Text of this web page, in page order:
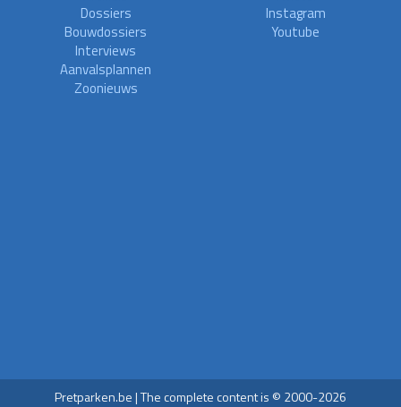
Dossiers
Bouwdossiers
Interviews
Aanvalsplannen
Zoonieuws
Instagram
Youtube
Pretparken.be | The complete content is © 2000-2026